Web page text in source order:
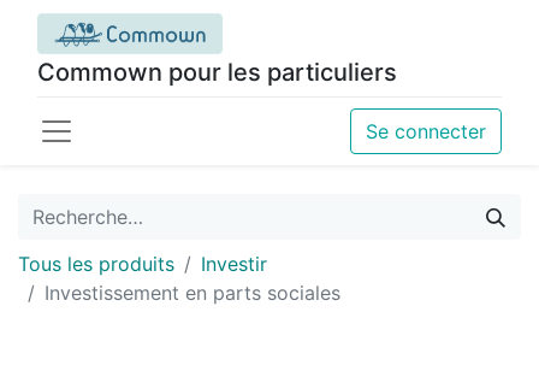
Commown pour les particuliers
Se connecter
Tous les produits
Investir
Investissement en parts sociales